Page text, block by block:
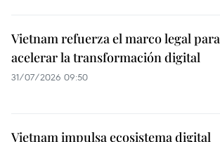
Vietnam refuerza el marco legal para
acelerar la transformación digital
31/07/2026 09:50
Vietnam impulsa ecosistema digital